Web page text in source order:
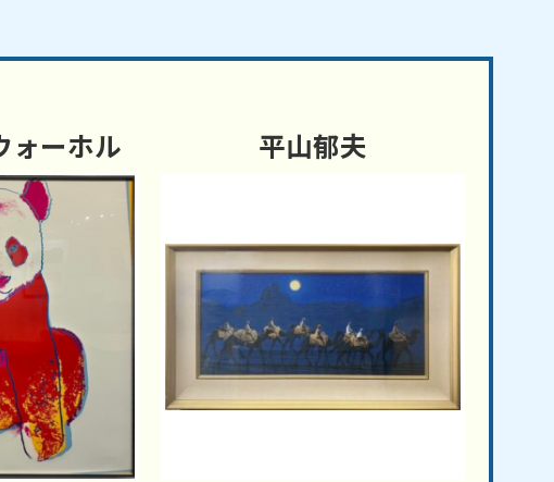
ォーホル 平山郁夫